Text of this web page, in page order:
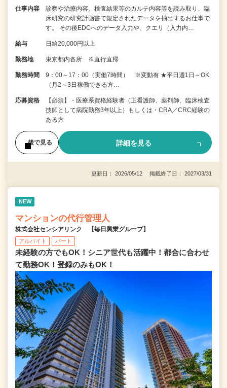
仕事内容
診察や治療内容、検査結果等のカルテ内容等を読み取り、臨
床研究の研究計画書で規定されたデータを抽出するお仕事で
す。 その後EDCへのデータ入力や、クエリ（入力内…
給与 日給20,000円以上
勤務地 東京都内各所 ※直行直帰
勤務時間
9：00～17：00（実働7時間） ※変動有 ★平日週1日～OK
（月2～3日稼働できる方…
応募資格
【必須】・医療系資格経験者（正看護師、薬剤師、臨床検査
技師として病院勤務3年以上）もしくは・CRA／CRC経験の
ある方
後で見る 詳細を見る
更新日： 2026/05/12 掲載終了日： 2027/03/31
NEW
マンションの代行管理人
株式会社センシアリンク 【毎日興業グループ】
アルバイト パート
未経験の方でもOK！シニア世代も活躍中！都合に合わせ
て勤務OK！登録のみもOK！